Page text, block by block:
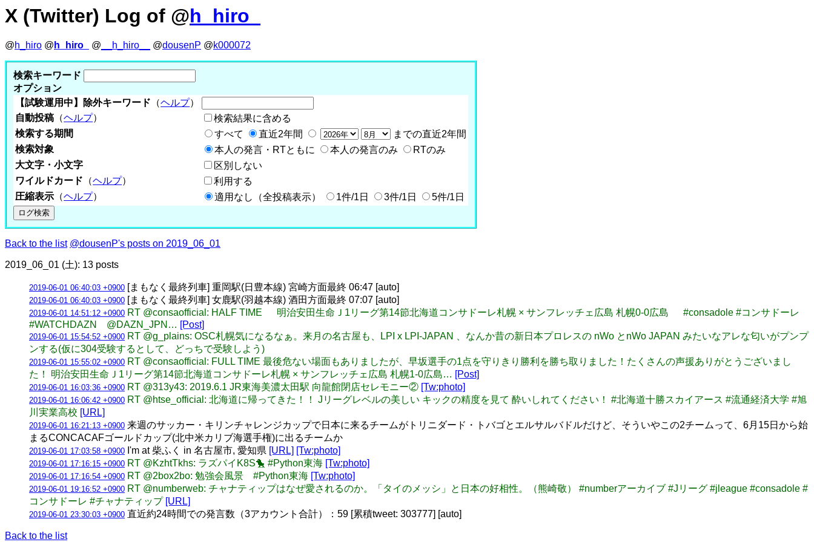
X (Twitter) Log of @h_hiro_
@h_hiro @ h_hiro_ @ __h_hiro__ @dousenP @k000072
検索キーワード
オプション
【試験運用中】除外キーワード （ヘルプ）
自動投稿 （ヘルプ）
検索結果に含める
検索する期間
すべて 直近2年間
までの直近2年間
検索対象
本人の発言・RTともに 本人の発言のみ
RTのみ
大文字・小文字
区別しない
ワイルドカード （ヘルプ）
利用する
圧縮表示 （ヘルプ） 適用なし（全投稿表示） 1件/1日 3件/1日 5件/1日
Back to the list @dousenP's posts on 2019_06_01
2019_06_01 (土): 13 posts
2019-06-01 06:40:03 +0900 [まもなく最終列車] 重岡駅(日豊本線) 宮崎方面最終 06:47 [auto]
2019-06-01 06:40:03 +0900 [まもなく最終列車] 女鹿駅(羽越本線) 酒田方面最終 07:07 [auto]
2019-06-01 14:51:12 +0900 RT @consaofficial: HALF TIME 明治安田生命Ｊ1リーグ第14節北海道コンサドーレ札幌 × サンフレッチェ広島 札幌0-0広島 #consadole #コンサドーレ
#WATCHDAZN ⁠ ⁠⁠ ⁠⁠ @DAZN_JPN… [Post]
2019-06-01 15:54:52 +0900 RT @g_plains: OSC札幌気になるなぁ。来月の名古屋も、LPI x LPI-JAPAN 、なんか昔の新日本プロレスの nWo とnWo JAPAN みたいなアレな匂いがプンプ
ンする(仮に304受験するとして、どっちで受験しよう)
2019-06-01 15:55:02 +0900 RT @consaofficial: FULL TIME 最後危ない場面もありましたが、早坂選手の1点を守りきり勝利を勝ち取りました！たくさんの声援ありがとうございまし
た！ 明治安田生命Ｊ1リーグ第14節北海道コンサドーレ札幌 × サンフレッチェ広島 札幌1-0広島… [Post]
2019-06-01 16:03:36 +0900 RT @313y43: 2019.6.1 JR東海美濃太田駅 向龍館閉店セレモニー② [Tw:photo]
2019-06-01 16:06:42 +0900 RT @htse_official: 北海道に帰ってきた！！ Jリーグレベルの美しい キックの精度を見て 酔いしれてください！ #北海道十勝スカイアース #流通経済大学 #旭
川実業高校 [URL]
2019-06-01 16:21:13 +0900 来週のサッカー・キリンチャレンジカップで日本に来るチームがトリニダード・トバゴとエルサルバドルだけど、そういやこの2チームって、6月15日から始
まるCONCACAFゴールドカップ(北中米カリブ海選手権)に出るチームか
2019-06-01 17:03:58 +0900 I'm at 柴ふく in 名古屋市, 愛知県 [URL] [Tw:photo]
2019-06-01 17:16:15 +0900 RT @KzhtTkhs: ラズパイK8S🐤 #Python東海 [Tw:photo]
2019-06-01 17:16:54 +0900 RT @2box2bo: 勉強会風景 #Python東海 [Tw:photo]
2019-06-01 19:16:52 +0900 RT @numberweb: チャナティップはなぜ愛されるのか。「タイのメッシ」と日本の好相性。（熊崎敬） #numberアーカイブ #Jリーグ #jleague #consadole #
コンサドーレ #チャナティップ [URL]
2019-06-01 23:30:03 +0900 直近約24時間での発言数（3アカウント合計）：59 [累積tweet: 303777] [auto]
Back to the list